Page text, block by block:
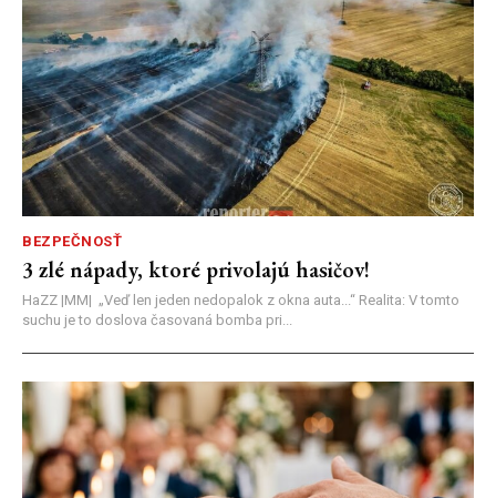
BEZPEČNOSŤ
3 zlé nápady, ktoré privolajú hasičov!
HaZZ |MM| ​„Veď len jeden nedopalok z okna auta...“ ​Realita: V tomto
suchu je to doslova časovaná bomba pri...